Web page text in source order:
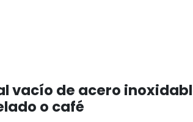
vacío de acero
o café